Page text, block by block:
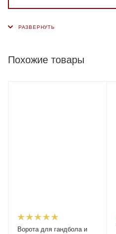
Похожие товары
Ворота для гандбола и